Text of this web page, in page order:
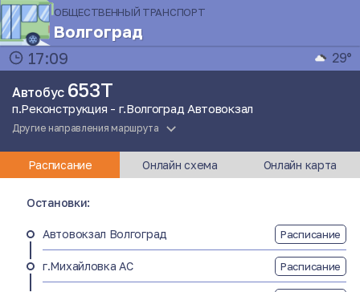
ОБЩЕСТВЕННЫЙ ТРАНСПОРТ
Волгоград
17:09
29°
Автобус 653Т
п.Реконструкция - г.Волгоград Автовокзал
Другие направления маршрута
Расписание Онлайн схема Онлайн карта
Остановки:
Автовокзал Волгоград Расписание
г.Михайловка АС Расписание